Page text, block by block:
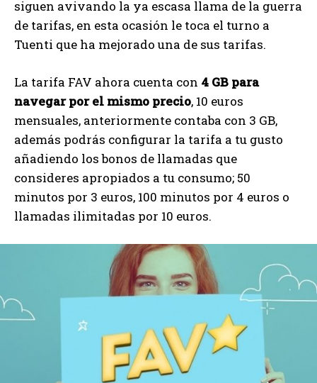
siguen avivando la ya escasa llama de la guerra
de tarifas, en esta ocasión le toca el turno a
Tuenti que ha mejorado una de sus tarifas.
La tarifa FAV ahora cuenta con 4 GB para
navegar por el mismo precio, 10 euros
mensuales, anteriormente contaba con 3 GB,
además podrás configurar la tarifa a tu gusto
añadiendo los bonos de llamadas que
consideres apropiados a tu consumo; 50
minutos por 3 euros, 100 minutos por 4 euros o
llamadas ilimitadas por 10 euros.